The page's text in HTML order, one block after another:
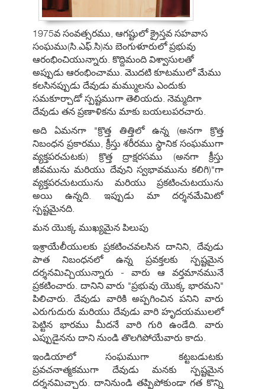
1975వ సంవత్సరము, ఆగష్టులో క్రైస్తవ సహవాస
సంఘము(సి.ఎఫ్.సి)ను బెంగుళూరులో ప్రభువు
ఆరంభించియున్నారు. కొద్దిమంది విశ్వాసులతో
అప్పుడు ఆరంభించాము. మొదటి కూటములో మేము
కలసినప్పుడు దేవుడు మమ్ములను ఎందుకు
సమకూర్చాడో స్పష్టముగా తెలియదు. నెమ్మదిగా
దేవుడు తన ప్రణాళికను మాకు బయలుపరచారు.
అది ఏమనగా "క్రొత్త తిత్తిలో ఉన్న (అనగా క్రొత్త
నిబంధన ప్రకారము, క్రీస్తు శరీరము స్థానిక సంఘముగా
వ్యక్తపరచుటకు) క్రొత్త ద్రాక్షరసము (అనగా క్రీస్తు
జీవమును మరియు దేవుని స్వభావమును కలిగి)"గా
వ్యక్తపరచుటయును మరియు ప్రకటించుటయును
అయి ఉన్నది. ఇప్పుడు మా దర్శనమేమిటో
స్పష్టమైనది.
మన యొక్క ముఖ్యమైన పిలుపు
ఇశ్రాయేలీయులకు ప్రకటించవలసిన దానిని, దేవుడు
పాత నిబంధనలో ఉన్న ప్రవక్తలకు స్పష్టమైన
దర్శనమిచ్చియున్నారు - వారు ఆ వర్తమానమునే
ప్రకటించారు. దానిని వారు "ప్రభువు యొక్క భారమని"
పిలిచారు. దేవుడు వారికి అప్పగించిన పనిని వారు
ఎరుగుదురు మరియు దేవుడు వారి హృదయములలో
పెట్టిన భారము మీదనే వారి గురి ఉండేది. వారు
ఎప్పుడైనను దాని నుండి తొలగిపోయేవారు కాదు.
ఇండియాలో సంఘముగా కట్టబడుటకు
ప్రవచనాత్మకముగా దేవుడు మనకు స్పష్టమైన
దర్శనమిచ్చారు. దానినుండి తప్పిపోకుండా గత కొన్ని